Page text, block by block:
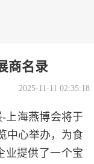
商名录
2025-11-11 02:35:18
上海燕博会将于
中心举办，为食
业提供了一个宝